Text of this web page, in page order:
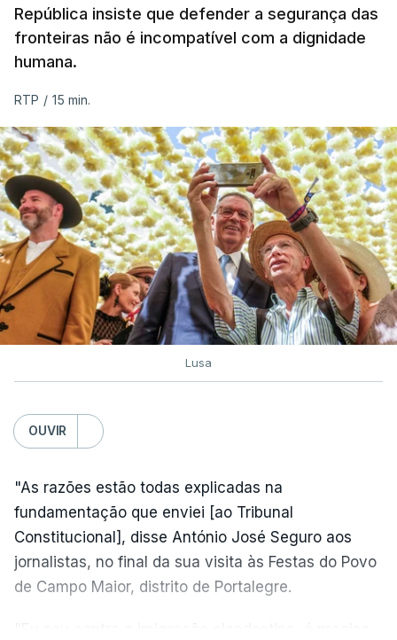
República insiste que defender a segurança das
fronteiras não é incompatível com a dignidade
humana.
RTP / 15 min.
Lusa
OUVIR
"As razões estão todas explicadas na
fundamentação que enviei [ao Tribunal
Constitucional], disse António José Seguro aos
jornalistas, no final da sua visita às Festas do Povo
de Campo Maior, distrito de Portalegre.